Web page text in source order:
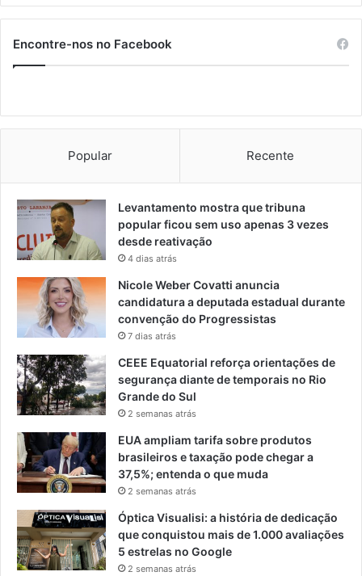
Encontre-nos no Facebook
Popular Recente
Levantamento mostra que tribuna
popular ficou sem uso apenas 3 vezes
desde reativação
4 dias atrás
Nicole Weber Covatti anuncia
candidatura a deputada estadual durante
convenção do Progressistas
7 dias atrás
CEEE Equatorial reforça orientações de
segurança diante de temporais no Rio
Grande do Sul
2 semanas atrás
EUA ampliam tarifa sobre produtos
brasileiros e taxação pode chegar a
37,5%; entenda o que muda
2 semanas atrás
Óptica Visualisi: a história de dedicação
que conquistou mais de 1.000 avaliações
5 estrelas no Google
2 semanas atrás